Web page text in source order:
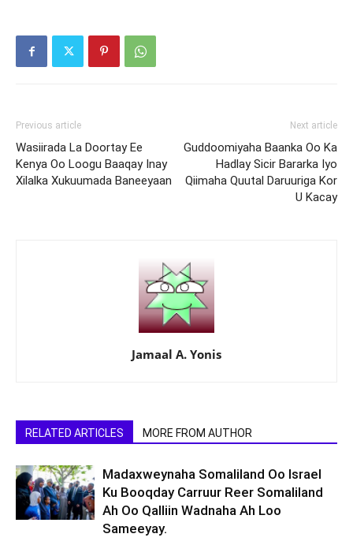
Previous article
Wasiirada La Doortay Ee
Kenya Oo Loogu Baaqay Inay
Xilalka Xukuumada Baneeyaan
Next article
Guddoomiyaha Baanka Oo Ka
Hadlay Sicir Bararka Iyo
Qiimaha Quutal Daruuriga Kor
U Kacay
Jamaal A. Yonis
RELATED ARTICLES MORE FROM AUTHOR
Madaxweynaha Somaliland Oo Israel
Ku Booqday Carruur Reer Somaliland
Ah Oo Qalliin Wadnaha Ah Loo
Sameeyay.